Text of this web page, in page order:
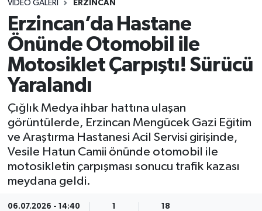
VIDEO GALERI ERZINCAN
Erzincan’da Hastane
Önünde Otomobil ile
Motosiklet Çarpıştı! Sürücü
Yaralandı
Çığlık Medya ihbar hattına ulaşan
görüntülerde, Erzincan Mengücek Gazi Eğitim
ve Araştırma Hastanesi Acil Servisi girişinde,
Vesile Hatun Camii önünde otomobil ile
motosikletin çarpışması sonucu trafik kazası
meydana geldi.
06.07.2026 - 14:40 1 18